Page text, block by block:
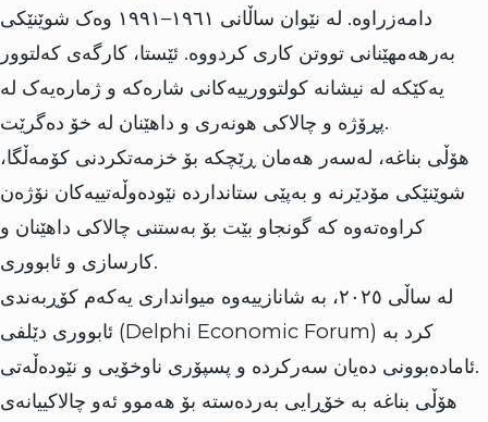
دامەزراوە. لە نێوان ساڵانی ١٩٦١–١٩٩١ وەک شوێنێکی
بەرهەمهێنانی تووتن کاری کردووە. ئێستا، کارگەی کەلتوور
یەکێکە لە نیشانە کولتوورییەکانی شارەکە و ژمارەیەک لە
پڕۆژە و چالاکی هونەری و داهێنان لە خۆ دەگرێت.
هۆڵی بناغە، لەسەر هەمان ڕێچکە بۆ خزمەتکردنی کۆمەڵگا،
شوێنێکی مۆدێرنە و بەپێی ستانداردە نێودەوڵەتییەکان نۆژەن
کراوەتەوە کە گونجاو بێت بۆ بەستنی چالاکی داهێنان و
کارسازی و ئابووری.
لە ساڵی ٢٠٢٥، بە شانازییەوە میوانداری یەکەم کۆڕبەندی
ئابووری دێلفی (Delphi Economic Forum) کرد بە
ئامادەبوونی دەیان سەرکردە و پسپۆری ناوخۆیی و نێودەڵەتی.
هۆڵی بناغە بە خۆڕایی بەردەستە بۆ هەموو ئەو چالاکییانەی